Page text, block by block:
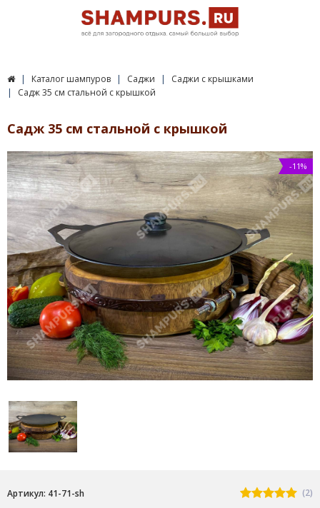
Каталог шампуров Саджи
Саджи с крышками
Садж 35 см стальной с крышкой
Садж 35 см стальной с крышкой
-11%
Артикул: 41-71-sh (2)